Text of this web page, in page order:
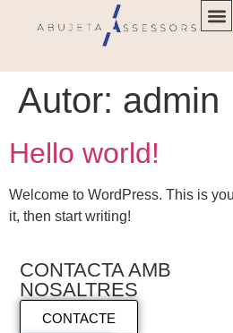
Autor: admin
Hello world!
Welcome to WordPress. This is
it, then start writing!
CONTACTA AMB
NOSALTRES
CONTACTE